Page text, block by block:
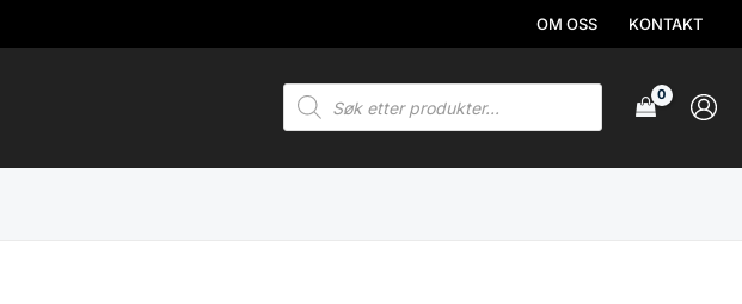
OM OSS KONTAKT
Products
search